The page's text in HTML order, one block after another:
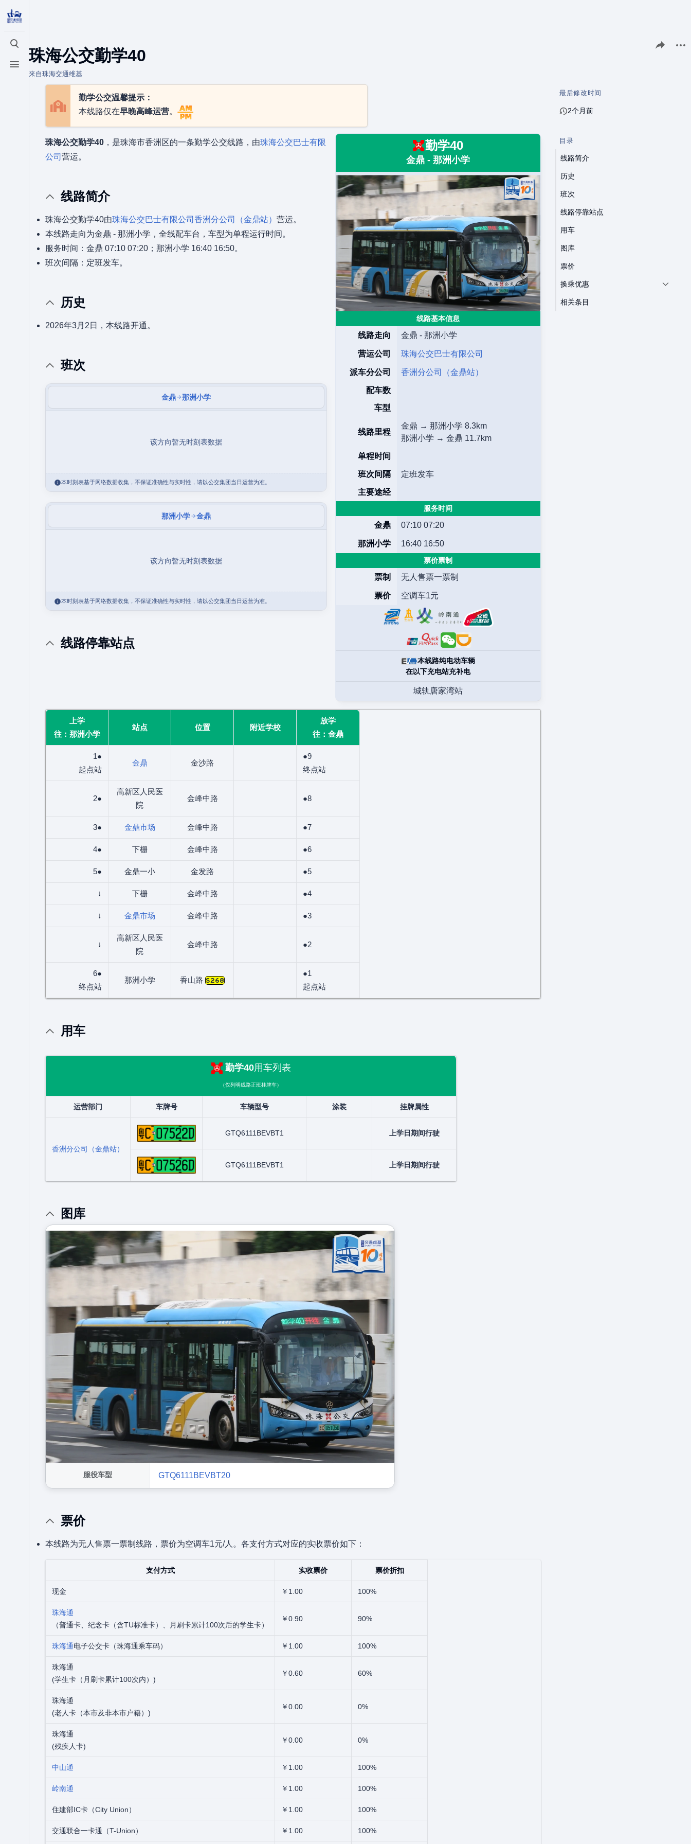
打开/关闭搜索
打开/关闭菜单
珠海公交勤学40
来自珠海交通维基
分享此页面
勤学公交温馨提示：
本线路仅在早晚高峰运营。
勤学40
金鼎 - 那洲小学
线路基本信息
线路走向 金鼎 - 那洲小学
营运公司 珠海公交巴士有限公司
派车分公司 香洲分公司（金鼎站）
配车数
车型
线路里程
金鼎 → 那洲小学 8.3km
那洲小学 → 金鼎 11.7km
单程时间
班次间隔 定班发车
主要途经
服务时间
金鼎 07:10 07:20
那洲小学 16:40 16:50
票价票制
票制 无人售票一票制
票价 空调车1元
本线路纯电动车辆
在以下充电站充补电
城轨唐家湾站
珠海公交勤学40 ，是珠海市香洲区的一条勤学公交线路，由珠海公交巴士有限
公司 营运。
线路简介
珠海公交勤学40由珠海公交巴士有限公司 香洲分公司（金鼎站） 营运。
本线路走向为金鼎 - 那洲小学，全线配车台，车型为单程运行时间。
服务时间：金鼎 07:10 07:20；那洲小学 16:40 16:50。
班次间隔：定班发车。
历史
2026年3月2日，本线路开通。
班次
金鼎 那洲小学
该方向暂无时刻表数据
本时刻表基于网络数据收集，不保证准确性与实时性，请以公交集团当日运营为准。
那洲小学 金鼎
该方向暂无时刻表数据
本时刻表基于网络数据收集，不保证准确性与实时性，请以公交集团当日运营为准。
线路停靠站点
上学
往：那洲小学
站点 位置 附近学校
放学
往：金鼎
1●
起点站
金鼎 金沙路
●9
终点站
2●
高新区人民医
院
金峰中路 ●8
3● 金鼎市场 金峰中路 ●7
4● 下栅 金峰中路 ●6
5● 金鼎一小 金发路 ●5
↓ 下栅 金峰中路 ●4
↓ 金鼎市场 金峰中路 ●3
↓
高新区人民医
院
金峰中路 ●2
6●
终点站
那洲小学 香山路 S268
●1
起点站
用车
勤学40用车列表
（仅列明线路正班挂牌车）
运营部门 车牌号 车辆型号 涂装 挂牌属性
香洲分公司（金鼎站）
粤C07522D
GTQ6111BEVBT1 上学日期间行驶
粤C07526D
GTQ6111BEVBT1 上学日期间行驶
图库
服役车型 GTQ6111BEVBT20
票价
本线路为无人售票一票制线路，票价为空调车1元/人。各支付方式对应的实收票价如下：
支付方式 实收票价 票价折扣
现金 ￥1.00 100%
珠海通
（普通卡、纪念卡（含TU标准卡）、月刷卡累计100次后的学生卡）
￥0.90 90%
珠海通电子公交卡（珠海通乘车码） ￥1.00 100%
珠海通
(学生卡（月刷卡累计100次内）)
￥0.60 60%
珠海通
(老人卡（本市及非本市户籍）)
￥0.00 0%
珠海通
(残疾人卡)
￥0.00 0%
中山通 ￥1.00 100%
岭南通 ￥1.00 100%
住建部IC卡（City Union） ￥1.00 100%
交通联合一卡通（T-Union） ￥1.00 100%
最后修改时间
2个月前
目录
线路简介
历史
班次
线路停靠站点
用车
图库
票价
换乘优惠
相关条目